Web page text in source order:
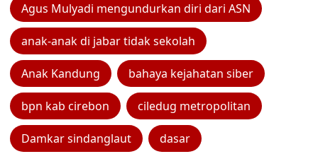
Agus Mulyadi mengundurkan diri dari ASN
anak-anak di jabar tidak sekolah
Anak Kandung bahaya kejahatan siber
bpn kab cirebon ciledug metropolitan
Damkar sindanglaut dasar